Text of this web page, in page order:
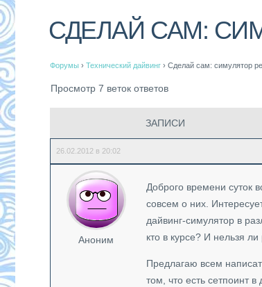
СДЕЛАЙ САМ:
Форумы › Технический дайвинг › Сделай сам: симулятор
Просмотр 7 веток ответов
ЗАПИСИ
26.02.2012 в 20:02
Аноним
Доброго времени суток
совсем о них.
дайвинг-симулятор в
кто в курсе? И нельзя
Предлагаю всем
том, что есть сетпоинт